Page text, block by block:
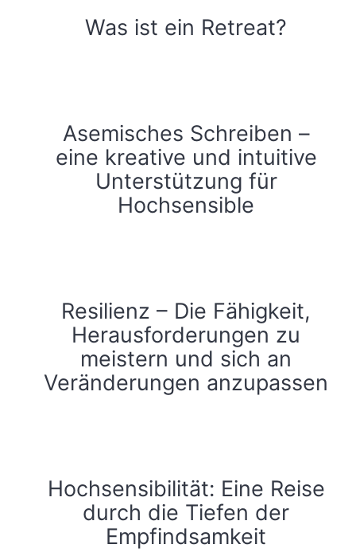
Was ist ein Retreat?
Asemisches Schreiben –
eine kreative und intuitive
Unterstützung für
Hochsensible
Resilienz – Die Fähigkeit,
Herausforderungen zu
meistern und sich an
Veränderungen anzupassen
Hochsensibilität: Eine Reise
durch die Tiefen der
Empfindsamkeit